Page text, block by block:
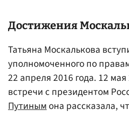
Достижения
Татьяна Москалькова
уполномоченного по
22 апреля 2016 года. 12 мая
встречи с президентом
Путинымона рассказала,